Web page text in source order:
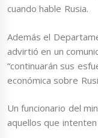
cuando hable Rusia.
Además el
advirtió en un
“continuarán sus
económica sobre
Un funcionario del
aquellos que